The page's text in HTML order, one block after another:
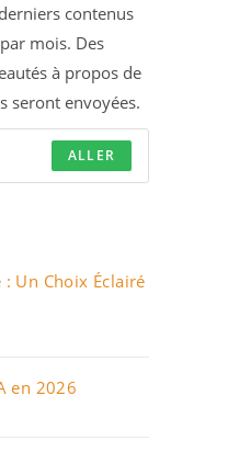
contenus
mois. Des
à propos de
seront envoyées.
ALLER
Un Choix Éclairé
en 2026